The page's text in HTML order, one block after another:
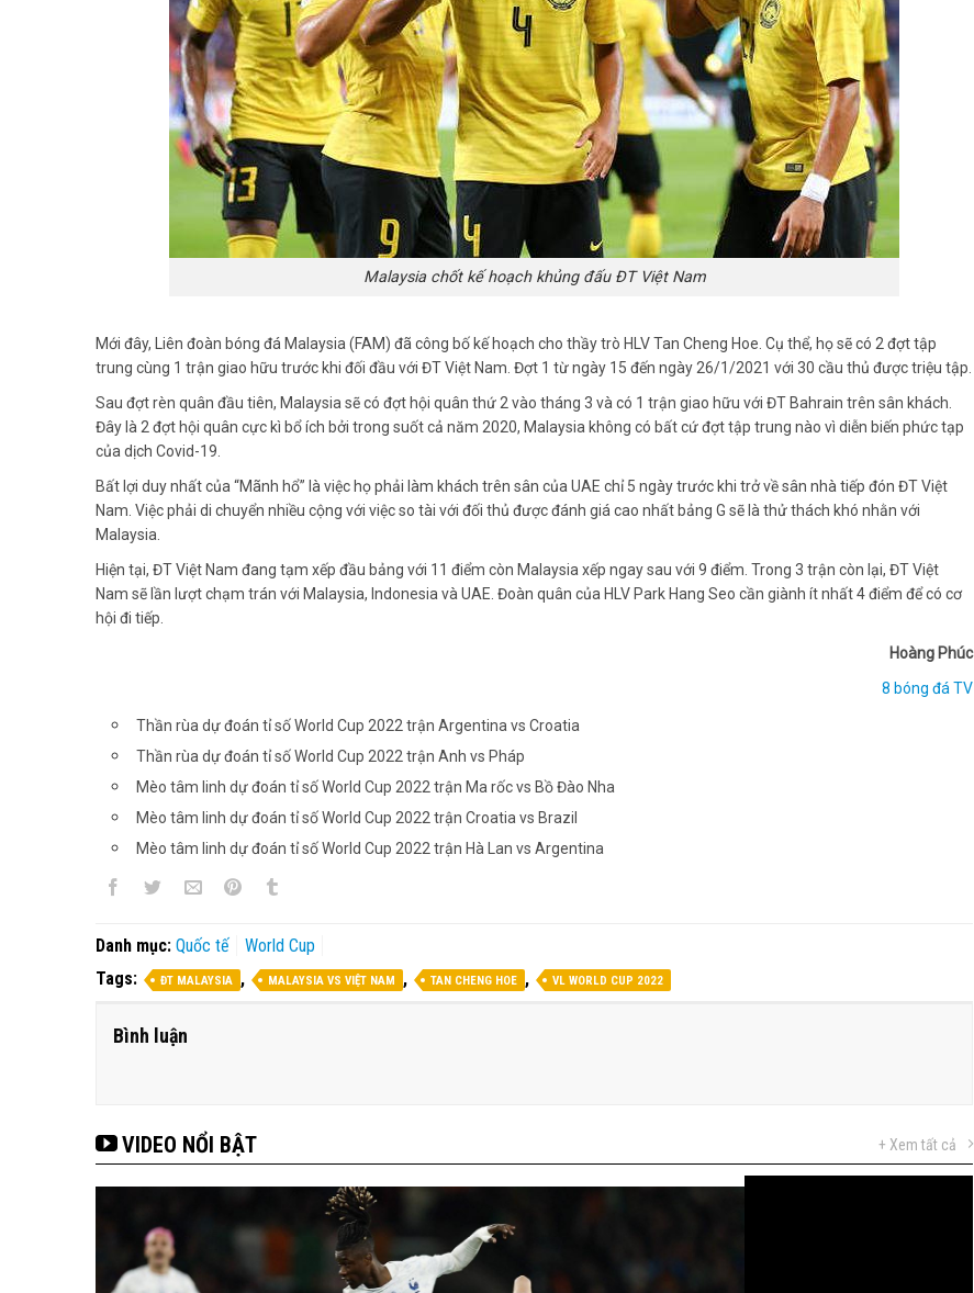
Malaysia chốt kế hoạch khủng đấu ĐT Việt Nam
Mới đây, Liên đoàn bóng đá Malaysia (FAM) đã công bố kế hoạch cho thầy trò HLV Tan Cheng Hoe. Cụ thể, họ sẽ có 2 đợt tập
trung cùng 1 trận giao hữu trước khi đối đầu với ĐT Việt Nam. Đợt 1 từ ngày 15 đến ngày 26/1/2021 với 30 cầu thủ được triệu tập.
Sau đợt rèn quân đầu tiên, Malaysia sẽ có đợt hội quân thứ 2 vào tháng 3 và có 1 trận giao hữu với ĐT Bahrain trên sân khách.
Đây là 2 đợt hội quân cực kì bổ ích bởi trong suốt cả năm 2020, Malaysia không có bất cứ đợt tập trung nào vì diễn biến phức tạp
của dịch Covid-19.
Bất lợi duy nhất của “Mãnh hổ” là việc họ phải làm khách trên sân của UAE chỉ 5 ngày trước khi trở về sân nhà tiếp đón ĐT Việt
Nam. Việc phải di chuyển nhiều cộng với việc so tài với đối thủ được đánh giá cao nhất bảng G sẽ là thử thách khó nhằn với
Malaysia.
Hiện tại, ĐT Việt Nam đang tạm xếp đầu bảng với 11 điểm còn Malaysia xếp ngay sau với 9 điểm. Trong 3 trận còn lại, ĐT Việt
Nam sẽ lần lượt chạm trán với Malaysia, Indonesia và UAE. Đoàn quân của HLV Park Hang Seo cần giành ít nhất 4 điểm để có cơ
hội đi tiếp.
Hoàng Phúc
8 bóng đá TV
Thần rùa dự đoán tỉ số World Cup 2022 trận Argentina vs Croatia
Thần rùa dự đoán tỉ số World Cup 2022 trận Anh vs Pháp
Mèo tâm linh dự đoán tỉ số World Cup 2022 trận Ma rốc vs Bồ Đào Nha
Mèo tâm linh dự đoán tỉ số World Cup 2022 trận Croatia vs Brazil
Mèo tâm linh dự đoán tỉ số World Cup 2022 trận Hà Lan vs Argentina
Danh mục: Quốc tế
World Cup
Tags:
ĐT MALAYSIA , MALAYSIA VS VIỆT NAM , TAN CHENG HOE , VL WORLD CUP 2022
Bình luận
VIDEO NỔI BẬT + Xem tất cả